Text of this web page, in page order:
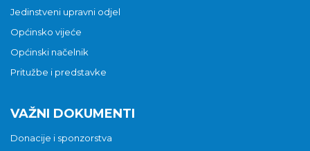
Jedinstveni upravni odjel
Općinsko vijeće
Općinski načelnik
Pritužbe i predstavke
VAŽNI DOKUMENTI
Donacije i sponzorstva